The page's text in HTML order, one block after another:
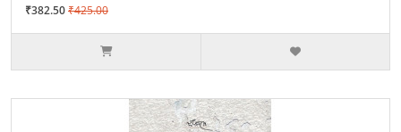
₹382.50₹425.00